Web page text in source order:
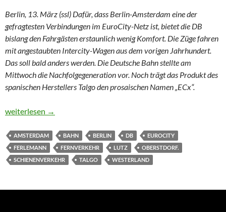
Berlin, 13. März (ssl) Dafür, dass Berlin-Amsterdam eine der
gefragtesten Verbindungen im EuroCity-Netz ist, bietet die DB
bislang den Fahrgästen erstaunlich wenig Komfort. Die Züge fahren
mit angestaubten Intercity-Wagen aus dem vorigen Jahrhundert.
Das soll bald anders werden. Die Deutsche Bahn stellte am
Mittwoch die Nachfolgegeneration vor. Noch trägt das Produkt des
spanischen Herstellers Talgo den prosaischen Namen „ECx“.
Breit und barrierefrei: Neuer Eurocity aus Spanien
weiterlesen →
AMSTERDAM BAHN BERLIN DB
EUROCITY
FERLEMANN
FERNVERKEHR LUTZ
OBERSTDORF.
SCHIENENVERKEHR
TALGO WESTERLAND